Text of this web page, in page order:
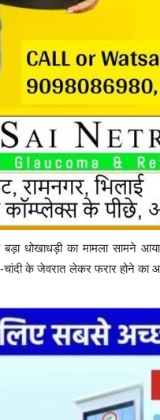
धोखाधड़ी का मामला सामने आया
के जेवरात लेकर फरार होने का
मनोरंजन